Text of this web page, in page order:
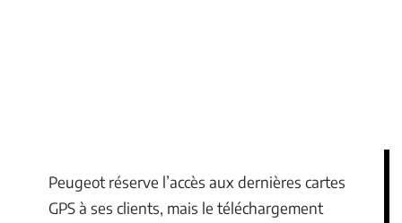
Peugeot réserve l’accès aux dernières cartes
GPS à ses clients, mais le téléchargement